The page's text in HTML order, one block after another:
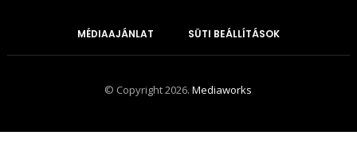
MÉDIAAJÁNLAT SÜTI BEÁLLÍTÁSOK
© Copyright 2026.Mediaworks